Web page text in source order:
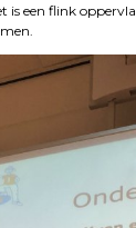
is een flink